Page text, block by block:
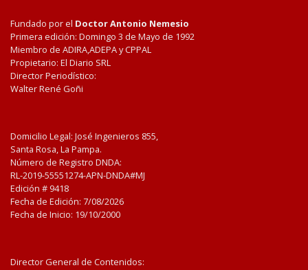
Fundado por el Doctor Antonio Nemesio
Primera edición: Domingo 3 de Mayo de 1992
Miembro de ADIRA,ADEPA y CPPAL
Propietario: El Diario SRL
Director Periodístico:
Walter René Goñi
Domicilio Legal: José Ingenieros 855,
Santa Rosa, La Pampa.
Número de Registro DNDA:
RL-2019-55551274-APN-DNDA#MJ
Edición # 9418
Fecha de Edición: 7/08/2026
Fecha de Inicio: 19/10/2000
Director General de Contenidos: